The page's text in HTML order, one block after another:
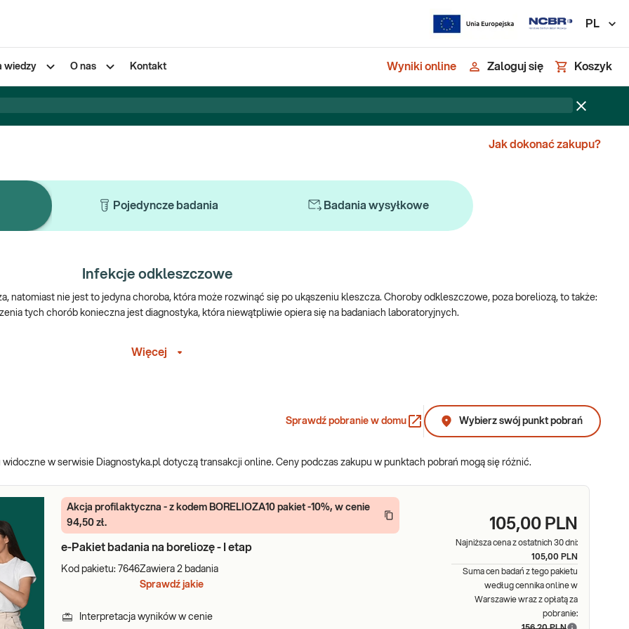
PL
wiedzy O nas Kontakt Wyniki online Zaloguj się Koszyk
Jak dokonać zakupu?
Pojedyncze badania Badania wysyłkowe
Infekcje odkleszczowe
natomiast nie jest to jedyna choroba, która może rozwinąć się po ukąszeniu kleszcza. Choroby odkleszczowe, poza boreliozą, to także:
tych chorób konieczna jest diagnostyka, która niewątpliwie opiera się na badaniach laboratoryjnych.
dedykowanych diagnostyce chorób odkleszczowych. Znajdują się w niej badania uwzględnione w zaleceniach i rekomendacjach
(KKI).
Więcej
Sprawdź pobranie w domu Wybierz swój punkt pobrań
widoczne w serwisie Diagnostyka.pl dotyczą transakcji online. Ceny podczas zakupu w punktach pobrań mogą się różnić.
Akcja profilaktyczna - z kodem BORELIOZA10 pakiet -10%, w cenie
94,50 zł.
e-Pakiet badania na boreliozę - I etap
Kod pakietu: 7646Zawiera 2 badania
Sprawdź jakie
Interpretacja wyników w cenie
105,00 PLN
Najniższa cena z ostatnich 30 dni:
105,00 PLN
Suma cen badań z tego pakietu
według cennika online w
Warszawie wraz z opłatą za
pobranie: